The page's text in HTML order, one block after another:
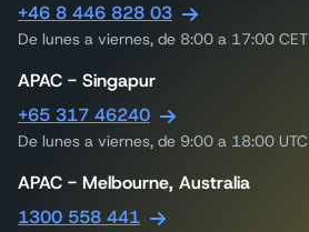
+46 8 446 828 03
De lunes a viernes, de 8:00 a 17:00 CET
APAC - Singapur
+65 317 46240
De lunes a viernes, de 9:00 a 18:00 UTC
APAC - Melbourne, Australia
1300 558 441